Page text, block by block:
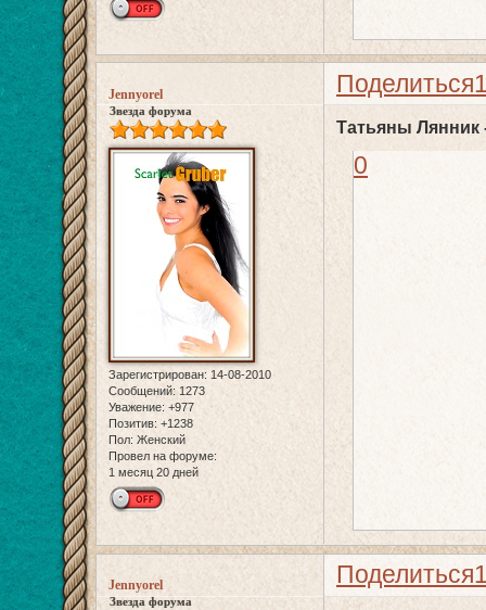
Поделиться
Jennyorel
Звезда форума
Зарегистрирован: 14-08-2010
Сообщений: 1273
Уважение: +977
Позитив: +1238
Пол: Женский
Провел на форуме:
1 месяц 20 дней
Татьяны Лянник
0
Поделиться
Jennyorel
Звезда форума